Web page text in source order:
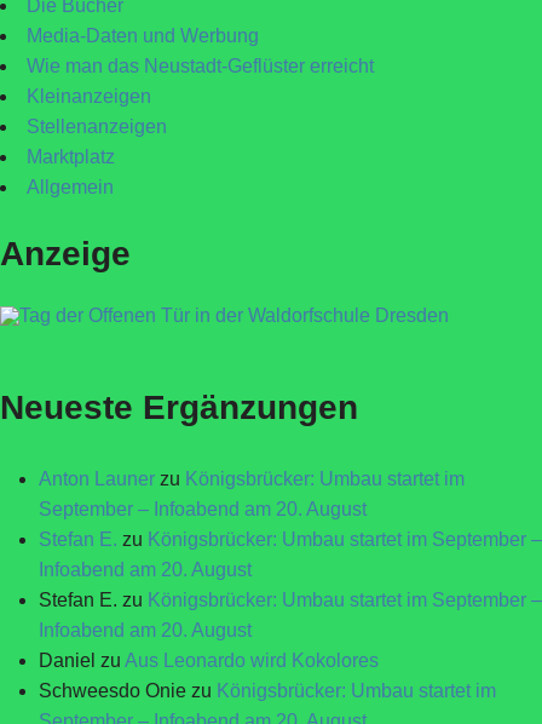
Die Bücher
Media-Daten und Werbung
Wie man das Neustadt-Geflüster erreicht
Kleinanzeigen
Stellenanzeigen
Marktplatz
Allgemein
Anzeige
Neueste Ergänzungen
Anton Launer zu Königsbrücker: Umbau startet im
September – Infoabend am 20. August
Stefan E. zu Königsbrücker: Umbau startet im September –
Infoabend am 20. August
Stefan E. zu Königsbrücker: Umbau startet im September –
Infoabend am 20. August
Daniel zu Aus Leonardo wird Kokolores
Schweesdo Onie zu Königsbrücker: Umbau startet im